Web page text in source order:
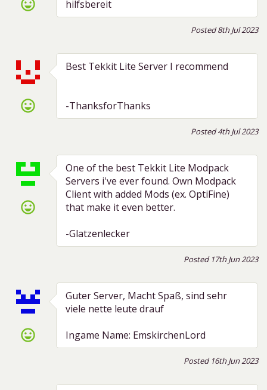
sentiment_very_satisfied hilfsbereit
Posted 8th Jul 2023
sentiment_very_satisfied
Best Tekkit Lite Server I recommend
-ThanksforThanks
Posted 4th Jul 2023
sentiment_very_satisfied
One of the best Tekkit Lite Modpack
Servers i've ever found. Own Modpack
Client with added Mods (ex. OptiFine)
that make it even better.
-Glatzenlecker
Posted 17th Jun 2023
sentiment_very_satisfied
Guter Server, Macht Spaß, sind sehr
viele nette leute drauf
Ingame Name: EmskirchenLord
Posted 16th Jun 2023